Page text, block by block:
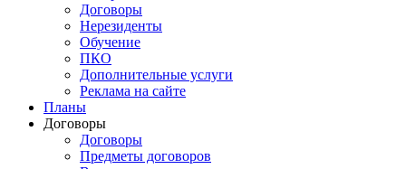
Договоры
Нерезиденты
Обучение
ПКО
Дополнительные услуги
Реклама на сайте
Планы
Договоры
Договоры
Предметы договоров